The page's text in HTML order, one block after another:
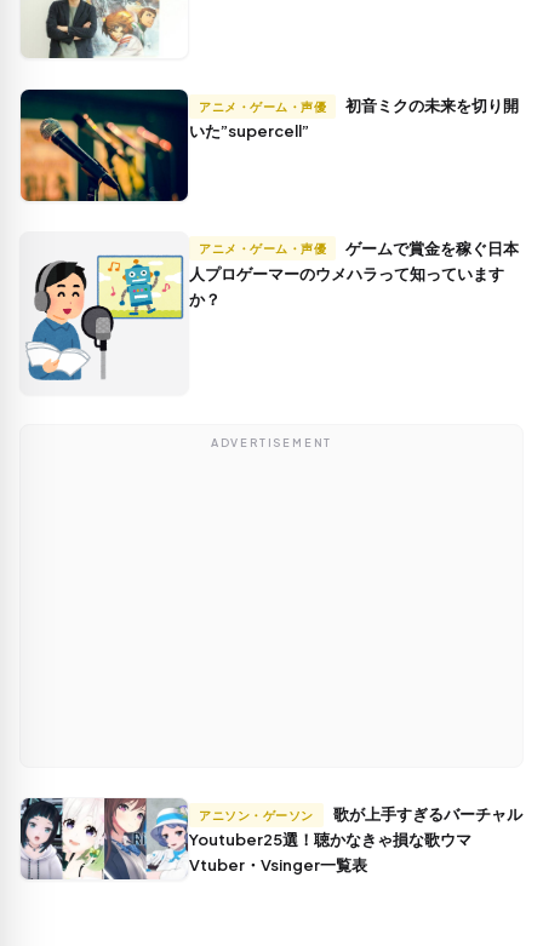
アニメ・ゲーム・声優
いた”supercell”
アニメ・ゲーム・声優
人プロゲーマーのウメハラって知っています
か？
ADVERTISEMENT
アニソン・ゲーソン
Youtuber25選！聴かなきゃ損な歌ウマ
Vtuber・Vsinger一覧表